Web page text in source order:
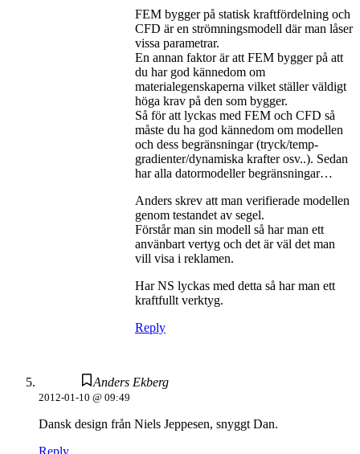
FEM bygger på statisk kraftfördelning och
CFD är en strömningsmodell där man låser
vissa parametrar.
En annan faktor är att FEM bygger på att
du har god kännedom om
materialegenskaperna vilket ställer väldigt
höga krav på den som bygger.
Så för att lyckas med FEM och CFD så
måste du ha god kännedom om modellen
och dess begränsningar (tryck/temp-
gradienter/dynamiska krafter osv..). Sedan
har alla datormodeller begränsningar…
Anders skrev att man verifierade modellen
genom testandet av segel.
Förstår man sin modell så har man ett
använbart vertyg och det är väl det man
vill visa i reklamen.
Har NS lyckas med detta så har man ett
kraftfullt verktyg.
Reply
Anders Ekberg
2012-01-10 @ 09:49
Dansk design från Niels Jeppesen, snyggt Dan.